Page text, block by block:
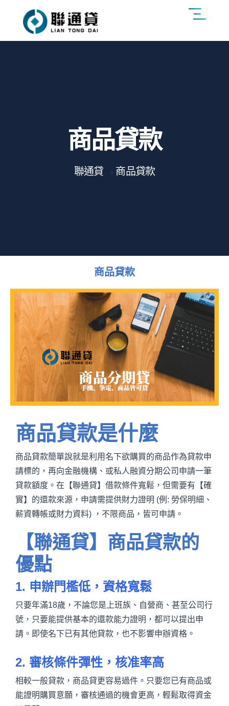
商品貸款
聯通貸 > 商品貸款
商品貸款
商品貸款是什麼
商品貸款簡單說就是利用名下欲購買的商品作為貸款申
請標的，再向金融機構、或私人融資分期公司申請一筆
貸款額度。在【聯通貸】借款條件寬鬆，但需要有【確
實】的還款來源，申請需提供財力證明 (例: 勞保明細、
薪資轉帳或財力資料) ，不限商品，皆可申請。
【聯通貸】商品貸款的
優點
1. 申辦門檻低，資格寬鬆
只要年滿18歲，不論您是上班族、自營商、甚至公司行
號，只要能提供基本的還款能力證明，都可以提出申
請。即使名下已有其他貸款，也不影響申辦資格。
2. 審核條件彈性，核准率高
相較一般貸款，商品貸更容易過件。只要您已有商品或
能證明購買意願，審核通過的機會更高，輕鬆取得資金